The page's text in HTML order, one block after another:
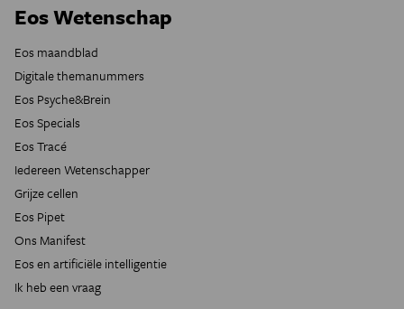
Eos Wetenschap
Eos maandblad
Digitale themanummers
Eos Psyche&Brein
Eos Specials
Eos Tracé
Iedereen Wetenschapper
Grijze cellen
Eos Pipet
Ons Manifest
Eos en artificiële intelligentie
Ik heb een vraag